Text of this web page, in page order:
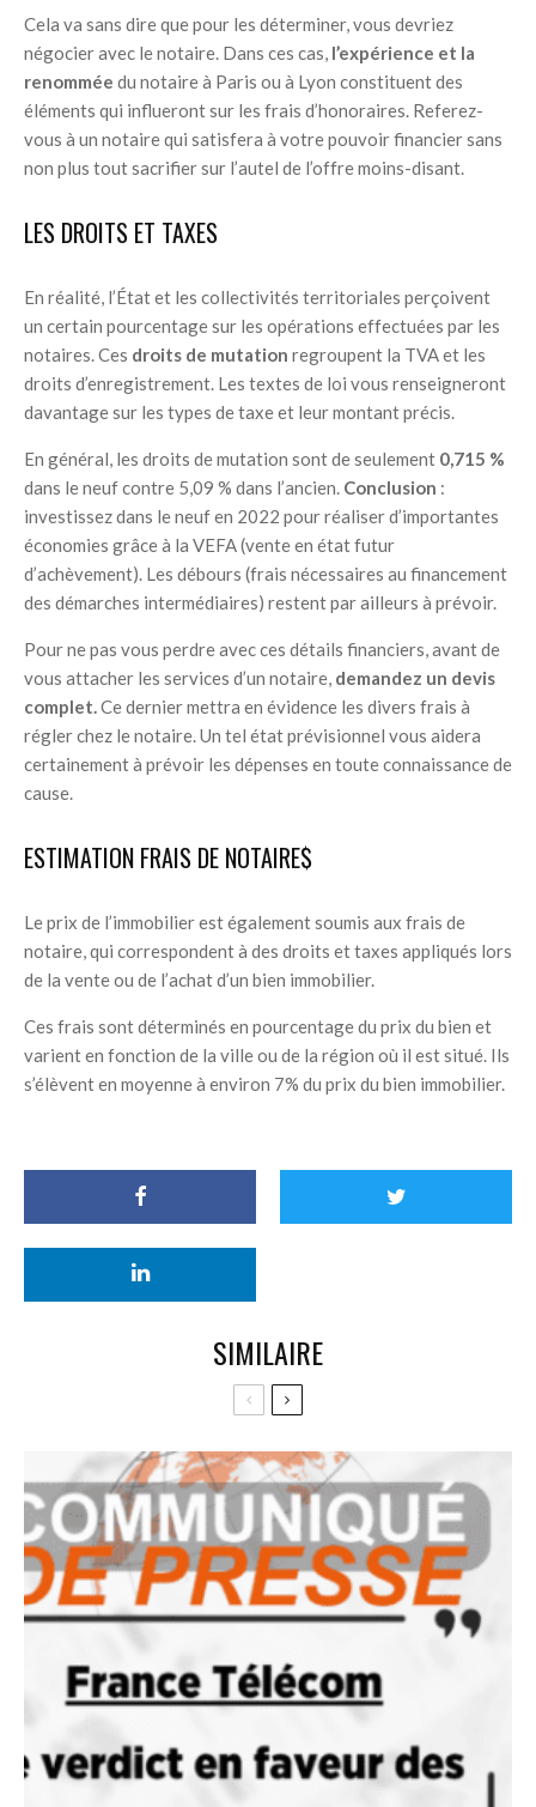
Cela va sans dire que pour les déterminer, vous devriez
négocier avec le notaire. Dans ces cas, l’expérience et la
renommée du notaire à Paris ou à Lyon constituent des
éléments qui influeront sur les frais d’honoraires. Referez-
vous à un notaire qui satisfera à votre pouvoir financier sans
non plus tout sacrifier sur l’autel de l’offre moins-disant.
LES DROITS ET TAXES
En réalité, l’État et les collectivités territoriales perçoivent
un certain pourcentage sur les opérations effectuées par les
notaires. Ces droits de mutation regroupent la TVA et les
droits d’enregistrement. Les textes de loi vous renseigneront
davantage sur les types de taxe et leur montant précis.
En général, les droits de mutation sont de seulement 0,715 %
dans le neuf contre 5,09 % dans l’ancien. Conclusion :
investissez dans le neuf en 2022 pour réaliser d’importantes
économies grâce à la VEFA (vente en état futur
d’achèvement). Les débours (frais nécessaires au financement
des démarches intermédiaires) restent par ailleurs à prévoir.
Pour ne pas vous perdre avec ces détails financiers, avant de
vous attacher les services d’un notaire, demandez un devis
complet. Ce dernier mettra en évidence les divers frais à
régler chez le notaire. Un tel état prévisionnel vous aidera
certainement à prévoir les dépenses en toute connaissance de
cause.
ESTIMATION FRAIS DE NOTAIRE$
Le prix de l’immobilier est également soumis aux frais de
notaire, qui correspondent à des droits et taxes appliqués lors
de la vente ou de l’achat d’un bien immobilier.
Ces frais sont déterminés en pourcentage du prix du bien et
varient en fonction de la ville ou de la région où il est situé. Ils
s’élèvent en moyenne à environ 7% du prix du bien immobilier.
SIMILAIRE